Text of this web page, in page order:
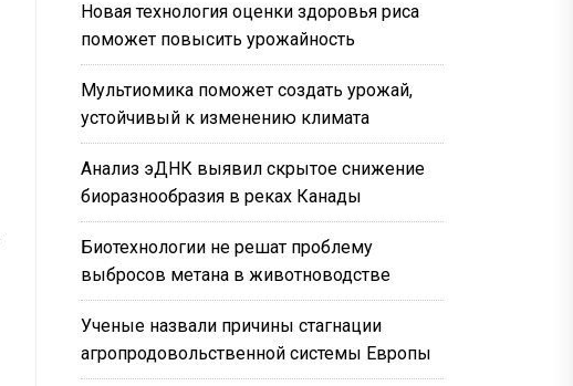
Новая технология оценки здоровья риса
поможет повысить урожайность
Мультиомика поможет создать урожай,
устойчивый к изменению климата
Анализ эДНК выявил скрытое снижение
биоразнообразия в реках Канады
Биотехнологии не решат проблему
выбросов метана в животноводстве
Ученые назвали причины стагнации
агропродовольственной системы Европы